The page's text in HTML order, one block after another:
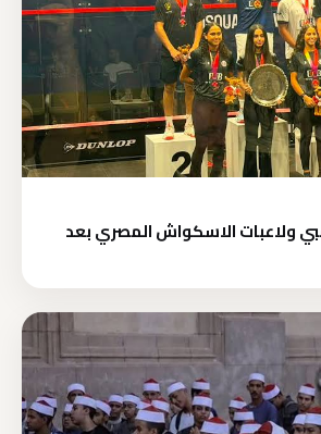
ولاعبات الاسكواش المصري بعد